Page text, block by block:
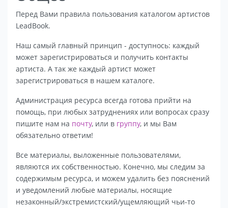
Перед Вами правила пользования каталогом артистов
LeadBook.
Наш самый главный принцип - доступнось: каждый
может зарегистрироваться и получить контакты
артиста. А так же каждый артист может
зарегистрироваться в нашем каталоге.
Администрация ресурса всегда готова прийти на
помощь, при любых затруднениях или вопросах сразу
пишите нам на почту, или в группу, и мы Вам
обязательно ответим!
Все материалы, выложенные пользователями,
являются их собственностью. Конечно, мы следим за
содержимым ресурса, и можем удалить без пояснений
и уведомлений любые материалы, носящие
незаконный/экстремистский/ущемляющий чьи-то